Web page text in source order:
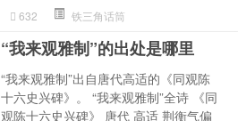
632 铁三角话筒
“我来观雅制”的出处是哪里
“我来观雅制”出自唐代高适的《同观陈
十六史兴碑》。 “我来观雅制”全诗 《同
观陈十六史兴碑》 唐代 高适 荆衡气偏